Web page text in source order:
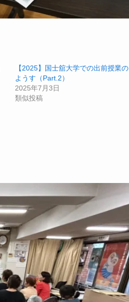
【2025】国士舘大学での出前授業の
ようす（Part.2）
2025年7月3日
類似投稿